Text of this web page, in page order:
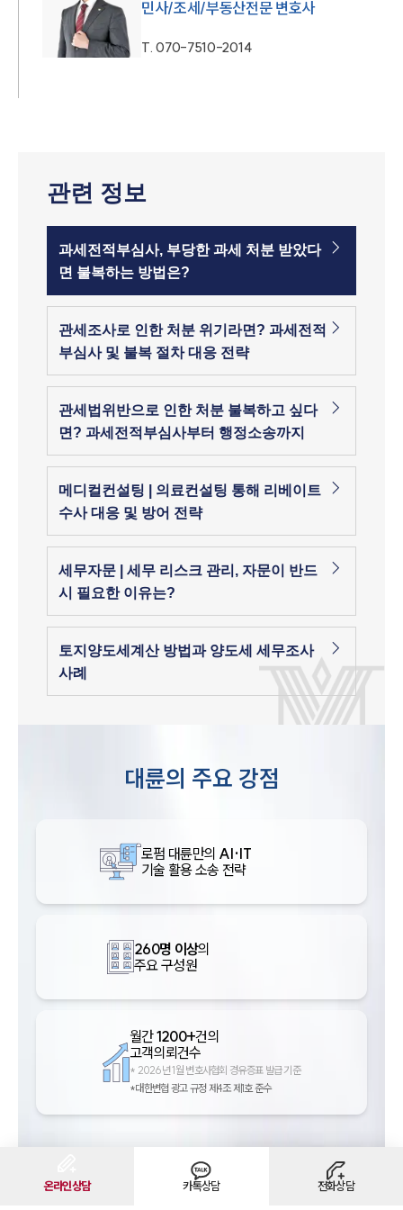
온라인상담 카톡상담 전화상담
민사/조세/부동산전문 변호사
T.070-7510-2014
관련 정보
과세전적부심사, 부당한 과세 처분 받았다
면 불복하는 방법은?
관세조사로 인한 처분 위기라면? 과세전적
부심사 및 불복 절차 대응 전략
관세법위반으로 인한 처분 불복하고 싶다
면? 과세전적부심사부터 행정소송까지
메디컬컨설팅 | 의료컨설팅 통해 리베이트
수사 대응 및 방어 전략
세무자문 | 세무 리스크 관리, 자문이 반드
시 필요한 이유는?
토지양도세계산 방법과 양도세 세무조사
사례
대륜의 주요 강점
로펌 대륜만의 AI·IT
기술 활용 소송 전략
260명 이상의
주요 구성원
월간1200+건의
고객의뢰건수
* 2026년 1월 변호사협회 경유증표 발급 기준
*대한변협 광고 규정 제4조 제1호 준수
더 많은 강점 살펴보기